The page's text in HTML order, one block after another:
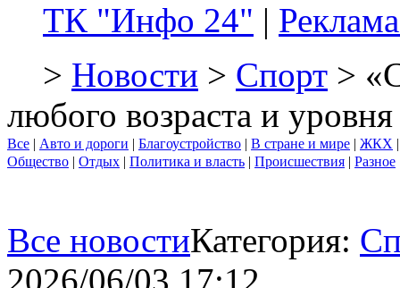
ТК "Инфо 24" |
> Новости > Спорт >
любого возраста и
Все | Авто и дороги | Благоустройство | В стране и мире | ЖКХ
Общество | Отдых | Политика и власть | Происшествия | Разное
Все новостиКатегория: